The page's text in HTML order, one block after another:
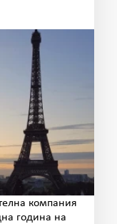
компания
година на